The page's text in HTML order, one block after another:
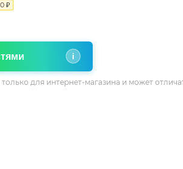
₽
i
для интернет-магазина и может